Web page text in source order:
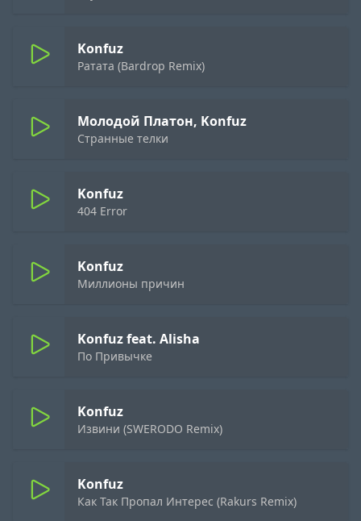
Konfuz
Ратата (Bardrop Remix)
Молодой Платон, Konfuz
Странные телки
Konfuz
404 Error
Konfuz
Миллионы причин
Konfuz feat. Alisha
По Привычке
Konfuz
Извини (SWERODO Remix)
Konfuz
Как Так Пропал Интерес (Rakurs Remix)